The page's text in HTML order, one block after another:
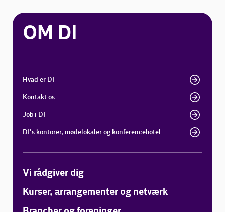
OM DI
Hvad er DI
Kontakt os
Job i DI
DI's kontorer, mødelokaler og konferencehotel
Vi rådgiver dig
Kurser, arrangementer og netværk